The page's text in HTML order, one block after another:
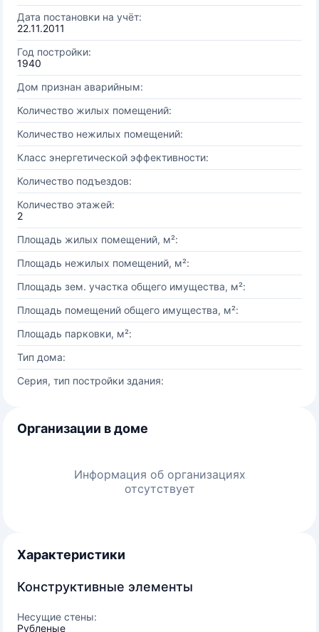
Дата постановки на учёт:
22.11.2011
Год постройки:
1940
Дом признан аварийным:
Количество жилых помещений:
Количество нежилых помещений:
Класс энергетической эффективности:
Количество подъездов:
Количество этажей:
2
Площадь жилых помещений, м²:
Площадь нежилых помещений, м²:
Площадь зем. участка общего имущества, м²:
Площадь помещений общего имущества, м²:
Площадь парковки, м²:
Тип дома:
Серия, тип постройки здания:
Организации в доме
Информация об организациях
отсутствует
Характеристики
Конструктивные элементы
Несущие стены:
Рубленые